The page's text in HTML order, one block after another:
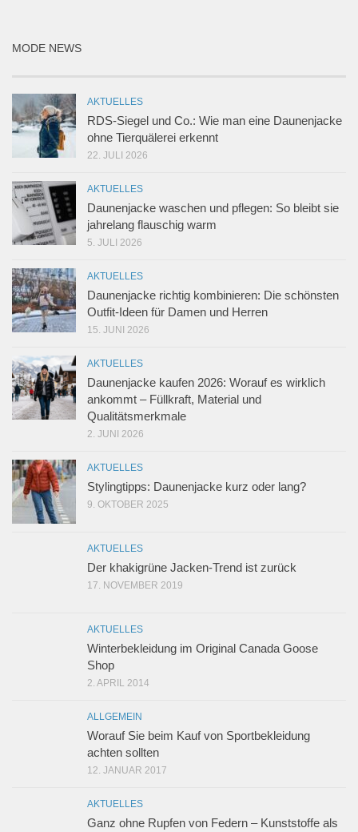
MODE NEWS
AKTUELLES
RDS-Siegel und Co.: Wie man eine Daunenjacke
ohne Tierquälerei erkennt
22. JULI 2026
AKTUELLES
Daunenjacke waschen und pflegen: So bleibt sie
jahrelang flauschig warm
5. JULI 2026
AKTUELLES
Daunenjacke richtig kombinieren: Die schönsten
Outfit-Ideen für Damen und Herren
15. JUNI 2026
AKTUELLES
Daunenjacke kaufen 2026: Worauf es wirklich
ankommt – Füllkraft, Material und
Qualitätsmerkmale
2. JUNI 2026
AKTUELLES
Stylingtipps: Daunenjacke kurz oder lang?
9. OKTOBER 2025
AKTUELLES
Der khakigrüne Jacken-Trend ist zurück
17. NOVEMBER 2019
AKTUELLES
Winterbekleidung im Original Canada Goose
Shop
2. APRIL 2014
ALLGEMEIN
Worauf Sie beim Kauf von Sportbekleidung
achten sollten
12. JANUAR 2017
AKTUELLES
Ganz ohne Rupfen von Federn – Kunststoffe als